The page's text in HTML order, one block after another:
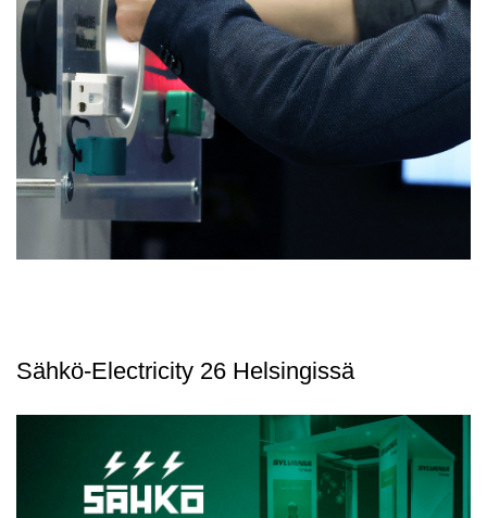
Sähkö-Electricity 26 Helsingissä